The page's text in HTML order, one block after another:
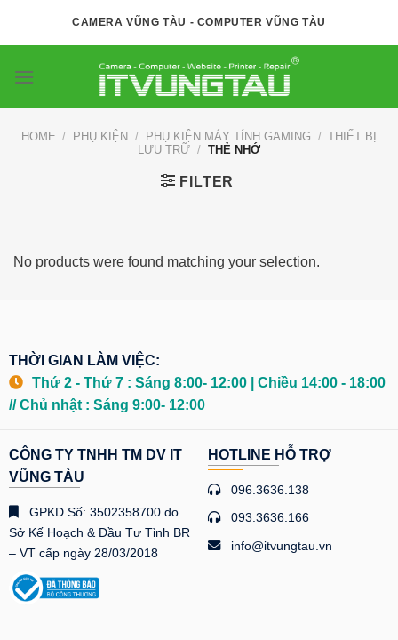
CAMERA VŨNG TÀU - COMPUTER VŨNG TÀU
HOME / PHỤ KIỆN / PHỤ KIỆN MÁY TÍNH GAMING / THIẾT BỊ
LƯU TRỮ / THẺ NHỚ
FILTER
No products were found matching your selection.
THỜI GIAN LÀM VIỆC:
Thứ 2 - Thứ 7 : Sáng 8:00- 12:00 | Chiều 14:00 - 18:00
// Chủ nhật : Sáng 9:00- 12:00
CÔNG TY TNHH TM DV IT
VŨNG TÀU
GPKD Số: 3502358700 do
Sở Kế Hoạch & Đầu Tư Tỉnh BR
– VT cấp ngày 28/03/2018
HOTLINE HỖ TRỢ
096.3636.138
093.3636.166
info@itvungtau.vn